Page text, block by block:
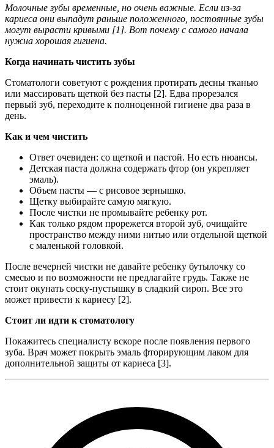
Молочные зубы временные, но очень важные. Если из-за
кариеса они выпадут раньше положенного, постоянные зубы
могут вырасти кривыми [1]. Вот почему с самого начала
нужна хорошая гигиена.
Когда начинать чистить зубы
Стоматологи советуют с рождения протирать десны тканью
или массировать щеткой без пасты [2]. Едва прорезался
первый зуб, переходите к полноценной гигиене два раза в
день.
Как и чем чистить
Ответ очевиден: со щеткой и пастой. Но есть нюансы.
Детская паста должна содержать фтор (он укрепляет
эмаль).
Объем пасты — с рисовое зернышко.
Щетку выбирайте самую мягкую.
После чистки не промывайте ребенку рот.
Как только рядом прорежется второй зуб, очищайте
пространство между ними нитью или отдельной щеткой
с маленькой головкой.
После вечерней чистки не давайте ребенку бутылочку со
смесью и по возможности не предлагайте грудь. Также не
стоит окунать соску-пустышку в сладкий сироп. Все это
может привести к кариесу [2].
Стоит ли идти к стоматологу
Покажитесь специалисту вскоре после появления первого
зуба. Врач может покрыть эмаль фторирующим лаком для
дополнительной защиты от кариеса [3].